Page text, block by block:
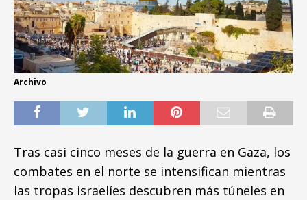
Archivo
Tras casi cinco meses de la guerra en Gaza, los
combates en el norte se intensifican mientras
las tropas israelíes descubren más túneles en